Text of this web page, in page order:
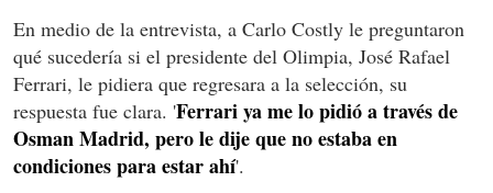
En medio de la entrevista, a Carlo Costly le preguntaron
qué sucedería si el presidente del Olimpia, José Rafael
Ferrari, le pidiera que regresara a la selección, su
respuesta fue clara. 'Ferrari ya me lo pidió a través de
Osman Madrid, pero le dije que no estaba en
condiciones para estar ahí'.